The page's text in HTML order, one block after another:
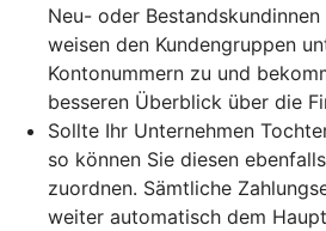
Neu- oder
weisen den Kundengruppen
Kontonummern zu und
besseren Überblick über die
Sollte Ihr Unternehmen
so können Sie diesen
zuordnen. Sämtliche
weiter automatisch dem